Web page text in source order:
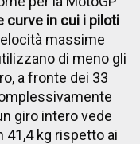
curve in cui i piloti
massime
di meno gli
a fronte dei 33
giro intero vede
41,4 kg rispetto ai